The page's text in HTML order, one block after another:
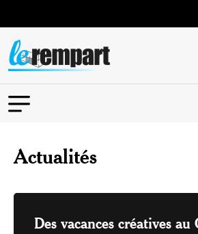
Actualités
Des vacances créatives